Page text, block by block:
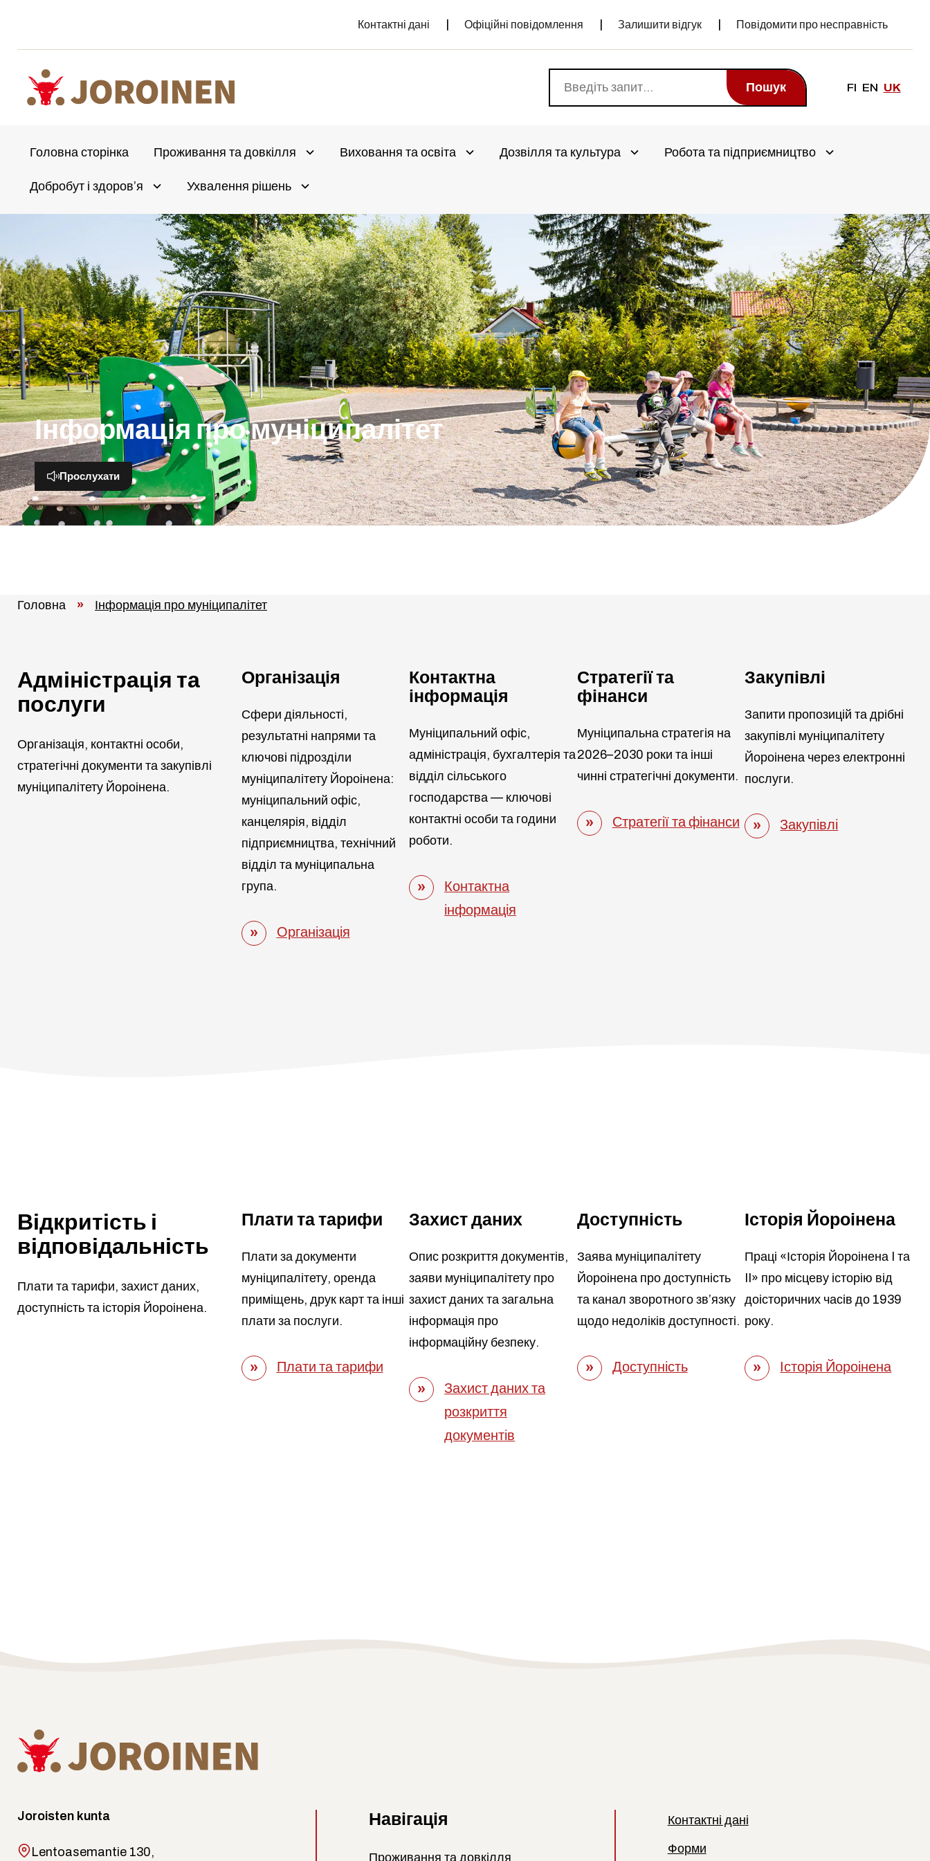
вмісту
Контактні дані Офіційні повідомлення Залишити відгук Повідомити про несправність
Пошук FI EN UK
Головна сторінка Проживання та довкілля Avaa alivalikko
Виховання та освіта Avaa alivalikko
Дозвілля та культура Avaa alivalikko
Робота та підприємництво Avaa alivalikko
Добробут і здоров’я Avaa alivalikko
Ухвалення рішень Avaa alivalikko
Інформація про муніципалітет
Прослухати
Olet
täällä:
Головна » Інформація про муніципалітет
Адміністрація та
послуги
Організація, контактні особи,
стратегічні документи та закупівлі
муніципалітету Йороінена.
Організація
Сфери діяльності,
результатні напрями та
ключові підрозділи
муніципалітету Йороінена:
муніципальний офіс,
канцелярія, відділ
підприємництва, технічний
відділ та муніципальна
група.
Організація
Контактна
інформація
Муніципальний офіс,
адміністрація, бухгалтерія та
відділ сільського
господарства — ключові
контактні особи та години
роботи.
Контактна
інформація
Стратегії та
фінанси
Муніципальна стратегія на
2026–2030 роки та інші
чинні стратегічні документи.
Стратегії та фінанси
Закупівлі
Запити пропозицій та дрібні
закупівлі муніципалітету
Йороінена через електронні
послуги.
Закупівлі
Відкритість і
відповідальність
Плати та тарифи, захист даних,
доступність та історія Йороінена.
Плати та тарифи
Плати за документи
муніципалітету, оренда
приміщень, друк карт та інші
плати за послуги.
Плати та тарифи
Захист даних
Опис розкриття документів,
заяви муніципалітету про
захист даних та загальна
інформація про
інформаційну безпеку.
Захист даних та
розкриття
документів
Доступність
Заява муніципалітету
Йороінена про доступність
та канал зворотного зв’язку
щодо недоліків доступності.
Доступність
Історія Йороінена
Праці «Історія Йороінена I та
II» про місцеву історію від
доісторичних часів до 1939
року.
Історія Йороінена
Joroisten kunta
Lentoasemantie 130,
Навігація
Проживання та довкілля
Контактні дані
Форми